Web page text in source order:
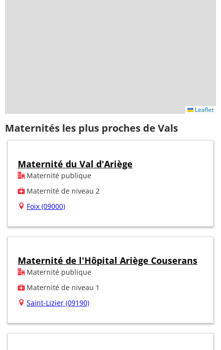
Leaflet
Maternités les plus proches de Vals
Maternité du Val d'Ariège
Maternité publique
Maternité de niveau 2
Foix (09000)
Maternité de l'Hôpital Ariège Couserans
Maternité publique
Maternité de niveau 1
Saint-Lizier (09190)